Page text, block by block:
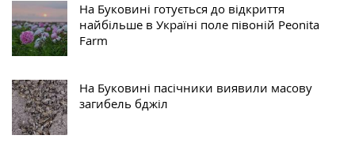
На Буковині готується до відкриття
найбільше в Україні поле півоній Peonita
Farm
На Буковині пасічники виявили масову
загибель бджіл